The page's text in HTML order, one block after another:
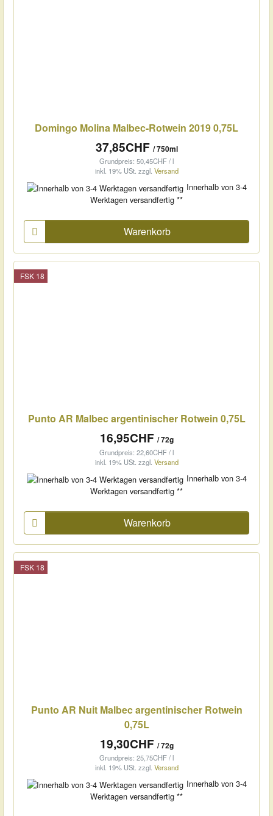
Domingo Molina Malbec-Rotwein 2019 0,75L
37,85CHF / 750ml
Grundpreis: 50,45CHF / l
inkl. 19% USt. zzgl. Versand
Innerhalb von 3-4
Werktagen versandfertig **
Warenkorb
FSK 18
Punto AR Malbec argentinischer Rotwein 0,75L
16,95CHF / 72g
Grundpreis: 22,60CHF / l
inkl. 19% USt. zzgl. Versand
Innerhalb von 3-4
Werktagen versandfertig **
Warenkorb
FSK 18
Punto AR Nuit Malbec argentinischer Rotwein
0,75L
19,30CHF / 72g
Grundpreis: 25,75CHF / l
inkl. 19% USt. zzgl. Versand
Innerhalb von 3-4
Werktagen versandfertig **